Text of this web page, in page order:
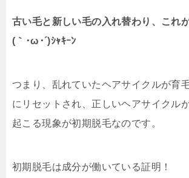
古い毛と新しい毛の入れ替わり、これ
(｀･ω･´)ｼｬｷｰﾝ
つまり、乱れていたヘアサイクルが育
にリセットされ、正しいヘアサイクル
起こる現象が初期脱毛なのです。
初期脱毛は成分が働いている証明！